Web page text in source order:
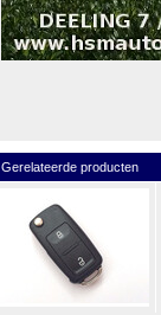
Gerelateerde producten